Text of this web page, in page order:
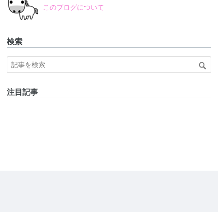
このブログについて
検索
注目記事